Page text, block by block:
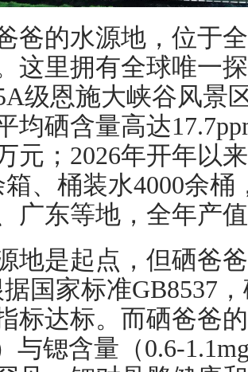
的水源地，位于
这里拥有全球唯一
级恩施大峡谷风
均硒含量高达
元；2026年开年以
、桶装水4000余
广东等地，全年产
是起点，但硒爸爸
国家标准GB8537
标达标。而硒爸爸
与锶含量（0.6-